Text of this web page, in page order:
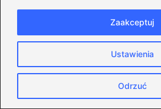
Ustawienia
Odrzuć
Zaakceptuj
Kontrowersje i reakcje
Kościelne ceremonie w
Władysław Kosiniak-
Życie prywatne polityków